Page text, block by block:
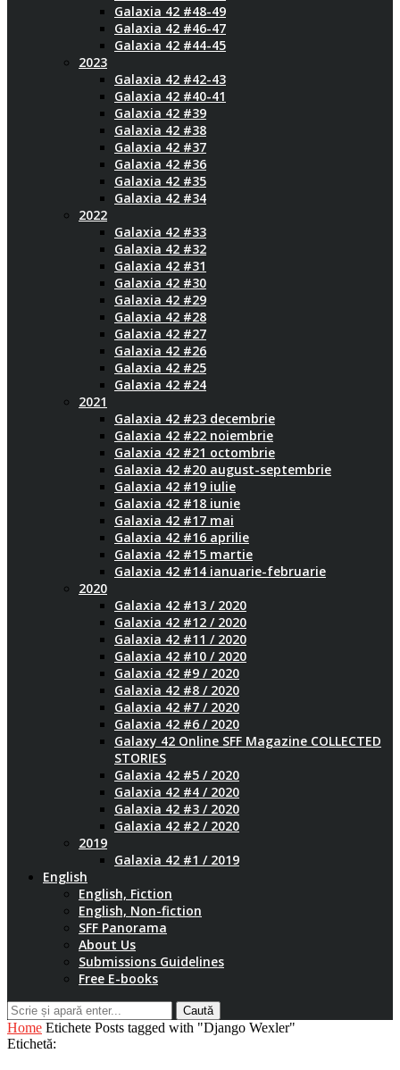
Galaxia 42 #48-49
Galaxia 42 #46-47
Galaxia 42 #44-45
2023
Galaxia 42 #42-43
Galaxia 42 #40-41
Galaxia 42 #39
Galaxia 42 #38
Galaxia 42 #37
Galaxia 42 #36
Galaxia 42 #35
Galaxia 42 #34
2022
Galaxia 42 #33
Galaxia 42 #32
Galaxia 42 #31
Galaxia 42 #30
Galaxia 42 #29
Galaxia 42 #28
Galaxia 42 #27
Galaxia 42 #26
Galaxia 42 #25
Galaxia 42 #24
2021
Galaxia 42 #23 decembrie
Galaxia 42 #22 noiembrie
Galaxia 42 #21 octombrie
Galaxia 42 #20 august-septembrie
Galaxia 42 #19 iulie
Galaxia 42 #18 iunie
Galaxia 42 #17 mai
Galaxia 42 #16 aprilie
Galaxia 42 #15 martie
Galaxia 42 #14 ianuarie-februarie
2020
Galaxia 42 #13 / 2020
Galaxia 42 #12 / 2020
Galaxia 42 #11 / 2020
Galaxia 42 #10 / 2020
Galaxia 42 #9 / 2020
Galaxia 42 #8 / 2020
Galaxia 42 #7 / 2020
Galaxia 42 #6 / 2020
Galaxy 42 Online SFF Magazine COLLECTED
STORIES
Galaxia 42 #5 / 2020
Galaxia 42 #4 / 2020
Galaxia 42 #3 / 2020
Galaxia 42 #2 / 2020
2019
Galaxia 42 #1 / 2019
English
English, Fiction
English, Non-fiction
SFF Panorama
About Us
Submissions Guidelines
Free E-books
Caută
Home Etichete Posts tagged with "Django Wexler"
Etichetă: